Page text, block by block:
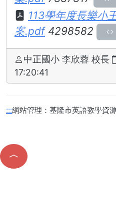
113學年度長樂小
案.pdf 4298582
中正國小 李欣蓉 校長
17:20:41
:::網站管理：基隆市英語教學資